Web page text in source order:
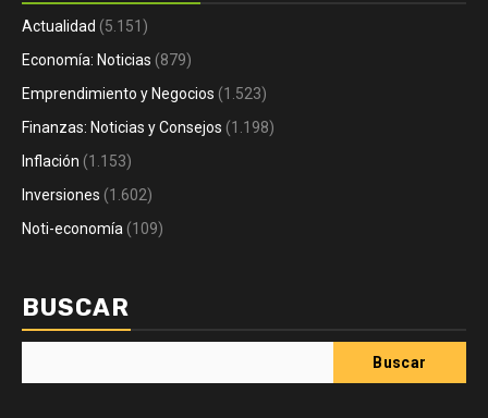
Actualidad (5.151)
Economía: Noticias (879)
Emprendimiento y Negocios (1.523)
Finanzas: Noticias y Consejos (1.198)
Inflación (1.153)
Inversiones (1.602)
Noti-economía (109)
BUSCAR
Buscar